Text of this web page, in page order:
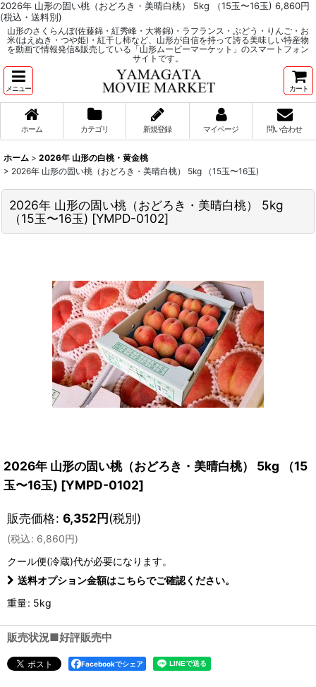
2026年 山形の固い桃（おどろき・美晴白桃） 5kg （15玉〜16玉) 6,860円
(税込・送料別)
山形のさくらんぼ(佐藤錦・紅秀峰・大将錦)・ラフランス・ぶどう・りんご・お
米(はえぬき・つや姫)・紅干し柿など、山形が自信を持って誇る美味しい特産物
を動画で情報発信&販売している「山形ムービーマーケット」のスマートフォン
サイトです。
メニュー カート
ホーム カテゴリ 新規登録 マイページ 問い合わせ
ホーム > 2026年 山形の白桃・黄金桃
> 2026年 山形の固い桃（おどろき・美晴白桃） 5kg （15玉〜16玉)
2026年 山形の固い桃（おどろき・美晴白桃） 5kg
（15玉〜16玉) [YMPD-0102]
2026年 山形の固い桃（おどろき・美晴白桃） 5kg （15
玉〜16玉) [YMPD-0102]
販売価格: 6,352円(税別)
(税込: 6,860円)
クール便(冷蔵)代が必要になります。
送料オプション金額はこちらでご確認ください。
重量: 5kg
販売状況■好評販売中
Facebookでシェア